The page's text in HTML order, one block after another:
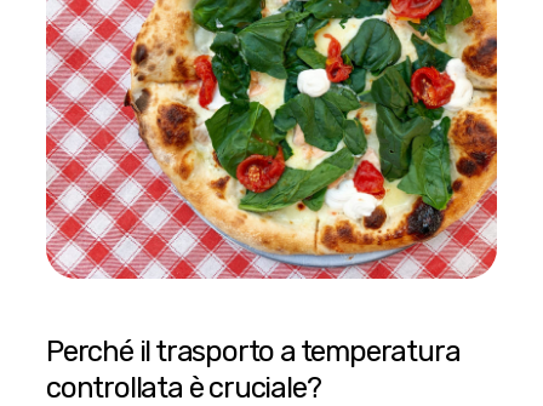
Perché il trasporto a temperatura
controllata è cruciale?